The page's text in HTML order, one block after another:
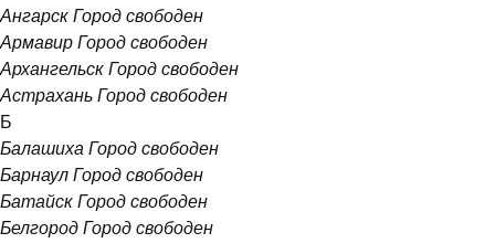
Ангарск Город свободен
Армавир Город свободен
Архангельск Город свободен
Астрахань Город свободен
Б
Балашиха Город свободен
Барнаул Город свободен
Батайск Город свободен
Белгород Город свободен